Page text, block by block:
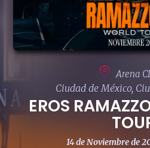
Arena
Ciudad de México,
EROS
14 de Noviembre de